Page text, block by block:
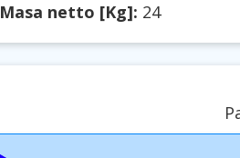
Masa netto [Kg]: 24